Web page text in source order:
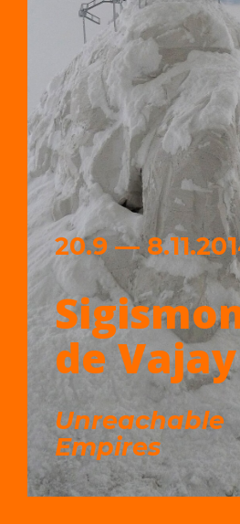
20.9 —
de Vajay
Unreachable
Empires